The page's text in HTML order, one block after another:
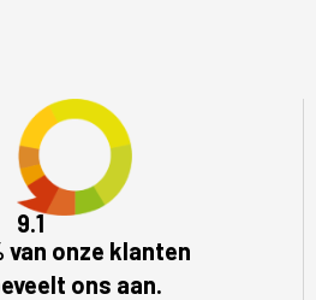
9.1
van onze klanten
ons aan.